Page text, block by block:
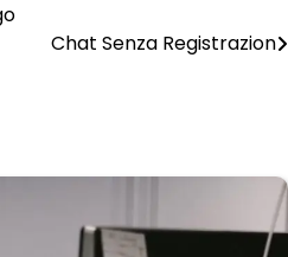
Chat Senza Registrazion